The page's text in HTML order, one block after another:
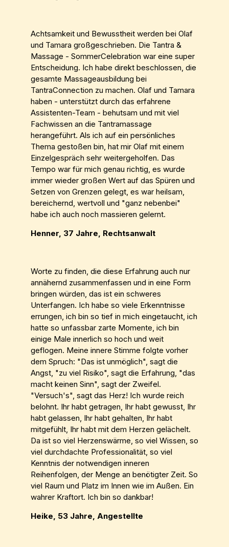
Achtsamkeit und Bewusstheit werden bei Olaf
und Tamara großgeschrieben. Die Tantra &
Massage - SommerCelebration war eine super
Entscheidung. Ich habe direkt beschlossen, die
gesamte Massageausbildung bei
TantraConnection zu machen. Olaf und Tamara
haben - unterstützt durch das erfahrene
Assistenten-Team - behutsam und mit viel
Fachwissen an die Tantramassage
herangeführt. Als ich auf ein persönliches
Thema gestoßen bin, hat mir Olaf mit einem
Einzelgespräch sehr weitergeholfen. Das
Tempo war für mich genau richtig, es wurde
immer wieder großen Wert auf das Spüren und
Setzen von Grenzen gelegt, es war heilsam,
bereichernd, wertvoll und "ganz nebenbei"
habe ich auch noch massieren gelernt.
Henner, 37 Jahre, Rechtsanwalt
Worte zu finden, die diese Erfahrung auch nur
annähernd zusammenfassen und in eine Form
bringen würden, das ist ein schweres
Unterfangen. Ich habe so viele Erkenntnisse
errungen, ich bin so tief in mich eingetaucht, ich
hatte so unfassbar zarte Momente, ich bin
einige Male innerlich so hoch und weit
geflogen. Meine innere Stimme folgte vorher
dem Spruch: "Das ist unmöglich", sagt die
Angst, "zu viel Risiko", sagt die Erfahrung, "das
macht keinen Sinn", sagt der Zweifel.
"Versuch's", sagt das Herz! Ich wurde reich
belohnt. Ihr habt getragen, Ihr habt gewusst, Ihr
habt gelassen, Ihr habt gehalten, Ihr habt
mitgefühlt, Ihr habt mit dem Herzen gelächelt.
Da ist so viel Herzenswärme, so viel Wissen, so
viel durchdachte Professionalität, so viel
Kenntnis der notwendigen inneren
Reihenfolgen, der Menge an benötigter Zeit. So
viel Raum und Platz im Innen wie im Außen. Ein
wahrer Kraftort. Ich bin so dankbar!
Heike, 53 Jahre, Angestellte